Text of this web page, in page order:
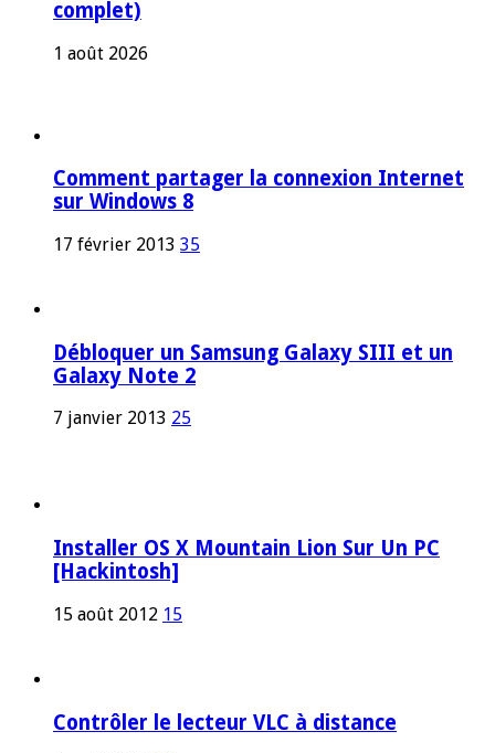
complet)
1 août 2026
Comment partager la connexion Internet
sur Windows 8
17 février 2013 35
Débloquer un Samsung Galaxy SIII et un
Galaxy Note 2
7 janvier 2013 25
Installer OS X Mountain Lion Sur Un PC
[Hackintosh]
15 août 2012 15
Contrôler le lecteur VLC à distance